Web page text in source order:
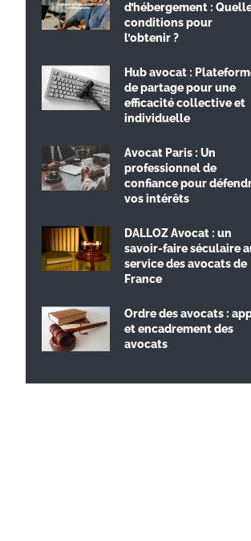
d’hébergement :
conditions pour
l’obtenir ?
Hub avocat :
de partage pour une
efficacité collective et
individuelle
Avocat Paris : Un
professionnel de
confiance pour
vos intérêts
DALLOZ Avocat : un
savoir-faire séculaire
service des avocats de
France
Ordre des avocats :
et encadrement des
avocats